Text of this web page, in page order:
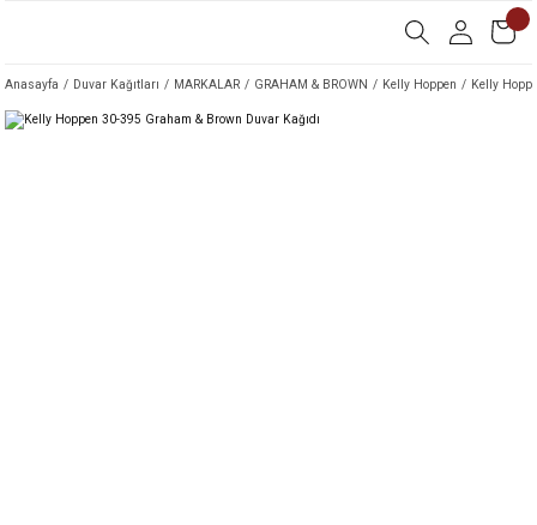
Anasayfa Duvar Kağıtları MARKALAR GRAHAM & BROWN Kelly Hoppen Kelly